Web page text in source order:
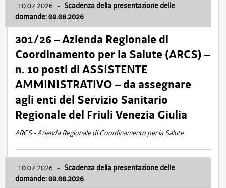
10.07.2026 - Scadenza della presentazione delle
domande: 09.08.2026
301/26 – Azienda Regionale di
Coordinamento per la Salute (ARCS) –
n. 10 posti di ASSISTENTE
AMMINISTRATIVO – da assegnare
agli enti del Servizio Sanitario
Regionale del Friuli Venezia Giulia
ARCS - Azienda Regionale di Coordinamento per la Salute
10.07.2026 - Scadenza della presentazione delle
domande: 09.08.2026